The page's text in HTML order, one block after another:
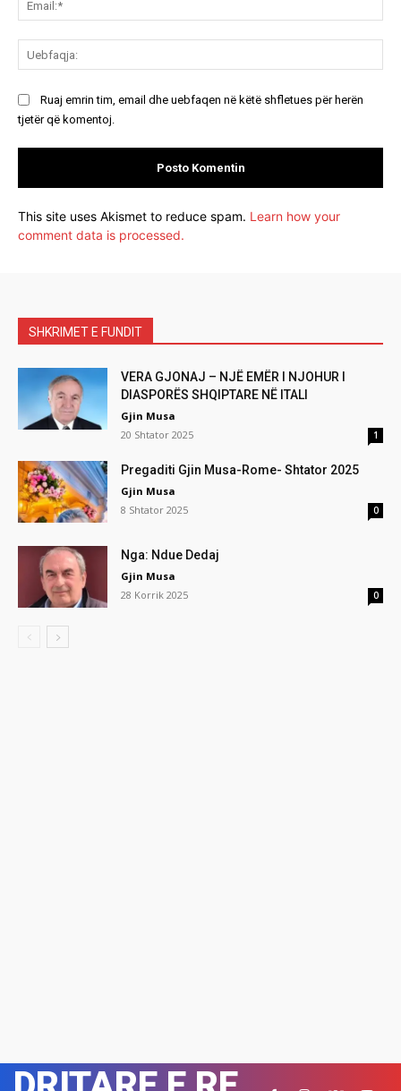
Ruaj emrin tim, email dhe uebfaqen në këtë shfletues për herën
tjetër që komentoj.
This site uses Akismet to reduce spam. Learn how your
comment data is processed.
SHKRIMET E FUNDIT
VERA GJONAJ – NJË EMËR I NJOHUR I
DIASPORËS SHQIPTARE NË ITALI
Gjin Musa
20 Shtator 2025
1
Pregaditi Gjin Musa-Rome- Shtator 2025
Gjin Musa
8 Shtator 2025
0
Nga: Ndue Dedaj
Gjin Musa
28 Korrik 2025
0